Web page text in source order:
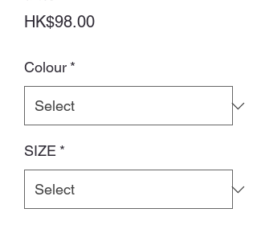
HK$98.00Price
Colour *
SIZE *